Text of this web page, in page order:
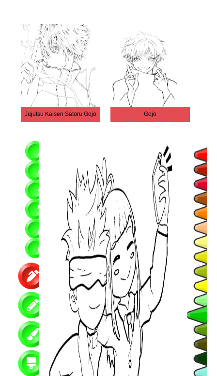
Jujutsu Kaisen Satoru Gojo Gojo